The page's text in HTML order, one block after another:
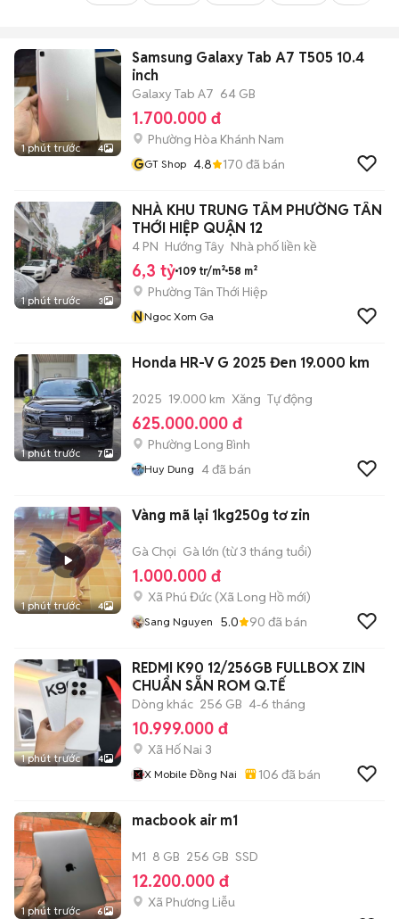
1 phút trước 4
Samsung Galaxy Tab A7 T505 10.4
inch
Galaxy Tab A7 64 GB
1.700.000 đ
Phường Hòa Khánh Nam
GGT Shop 4.8 170 đã bán
1 phút trước 3
NHÀ KHU TRUNG TÂM PHƯỜNG TÂN
THỚI HIỆP QUẬN 12
4 PN Hướng Tây Nhà phố liền kề
6,3 tỷ 109 tr/m² 58 m²
Phường Tân Thới Hiệp
NNgoc Xom Ga
1 phút trước 7
Honda HR-V G 2025 Đen 19.000 km
2025 19.000 km Xăng Tự động
625.000.000 đ
Phường Long Bình
Huy Dung 4đã bán
1 phút trước 4
Vàng mã lại 1kg250g tơ zin
Gà Chọi Gà lớn (từ 3 tháng tuổi)
1.000.000 đ
Xã Phú Đức (Xã Long Hồ mới)
Sang Nguyen 5.0 90 đã bán
1 phút trước 4
REDMI K90 12/256GB FULLBOX ZIN
CHUẨN SẴN ROM Q.TẾ
Dòng khác 256 GB 4-6 tháng
10.999.000 đ
Xã Hố Nai 3
X Mobile Đồng Nai 106 đã bán
1 phút trước 6
macbook air m1
M1 8 GB 256 GB SSD
12.200.000 đ
Xã Phương Liễu